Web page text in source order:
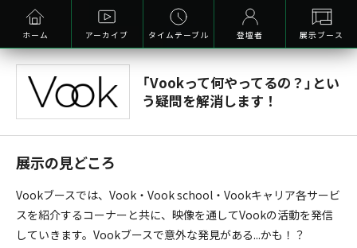
ホーム アーカイブ タイムテーブル 登壇者 展示ブース
「Vookって何やってるの？」とい
う疑問を解消します！
展示の見どころ
Vookブースでは、Vook・Vook school・Vookキャリア各サービ
スを紹介するコーナーと共に、映像を通してVookの活動を発信
していきます。Vookブースで意外な発見がある...かも！？